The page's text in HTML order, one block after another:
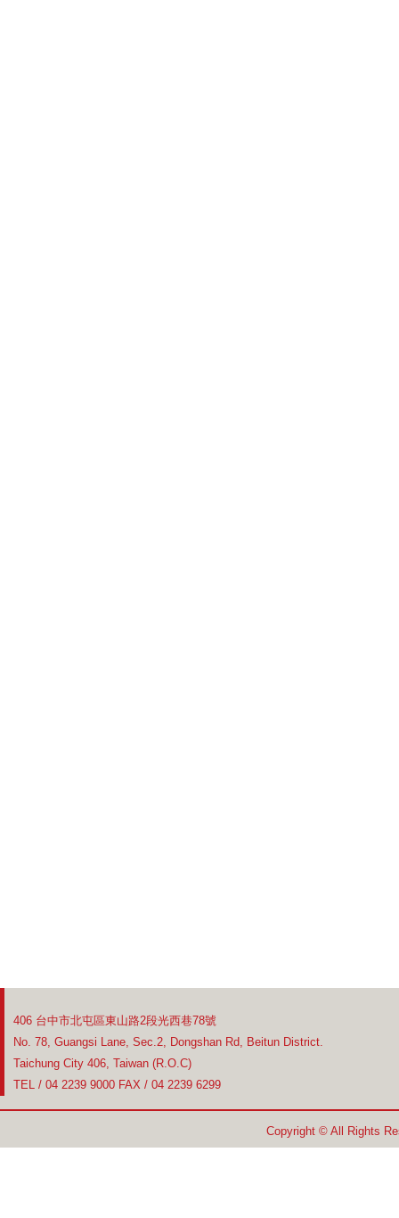
406 台中市北屯區東山路2段光西巷78號
No. 78, Guangsi Lane, Sec.2, Dongshan Rd, Beitun District.
Taichung City 406, Taiwan (R.O.C)
TEL / 04 2239 9000 FAX / 04 2239 6299
Copyright © All Rights